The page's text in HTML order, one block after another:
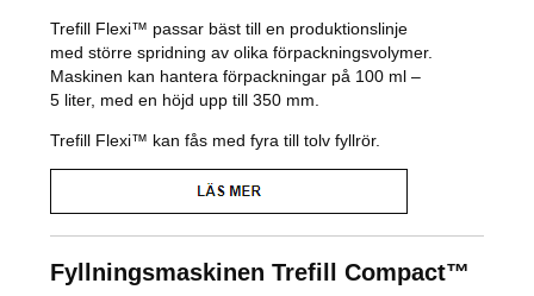
Trefill Flexi™ passar bäst till en produktionslinje
med större spridning av olika förpackningsvolymer.
Maskinen kan hantera förpackningar på 100 ml –
5 liter, med en höjd upp till 350 mm.
Trefill Flexi™ kan fås med fyra till tolv fyllrör.
Fyllningsmaskinen Trefill Compact™